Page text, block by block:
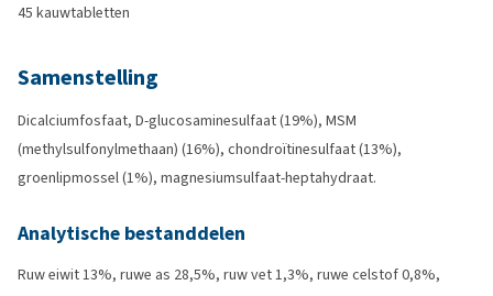
45 kauwtabletten
Samenstelling
Dicalciumfosfaat, D-glucosaminesulfaat (19%), MSM
(methylsulfonylmethaan) (16%), chondroïtinesulfaat (13%),
groenlipmossel (1%), magnesiumsulfaat-heptahydraat.
Analytische bestanddelen
Ruw eiwit 13%, ruwe as 28,5%, ruw vet 1,3%, ruwe celstof 0,8%,